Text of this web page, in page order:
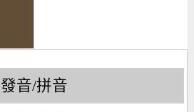
發音/拼音